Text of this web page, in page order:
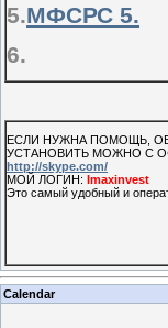
5.МФСРС 5.
6.
ЕСЛИ НУЖНА ПОМОЩЬ,
УСТАНОВИТЬ МОЖНО С
http://skype.com/
МОЙ ЛОГИН: Imaxinvest
Это самый удобный и
Calendar